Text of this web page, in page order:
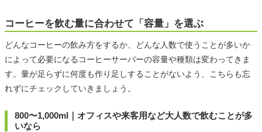
コーヒーを飲む量に合わせて「容量」を選ぶ
どんなコーヒーの飲み方をするか、どんな人数で使うことが多いか
によって必要になるコーヒーサーバーの容量や種類は変わってきま
す。量が足らずに何度も作り足しすることがないよう、こちらも忘
れずにチェックしていきましょう。
800〜1,000ml｜オフィスや来客用など大人数で飲むことが多
いなら